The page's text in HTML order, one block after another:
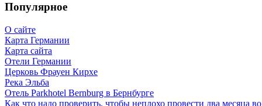
Популярное
О сайте
Карта Германии
Карта сайта
Отели Германии
Церковь Фрауен Кирхе
Река Эльба
Отель Parkhotel Bernburg в Бернбурге
Как что надо проверить, чтобы неплохо провести два месяца